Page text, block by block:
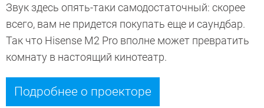
Звук здесь опять-таки самодостаточный: скорее
всего, вам не придется покупать еще и саундбар.
Так что Hisense M2 Pro вполне может превратить
комнату в настоящий кинотеатр.
Подробнее о проекторе